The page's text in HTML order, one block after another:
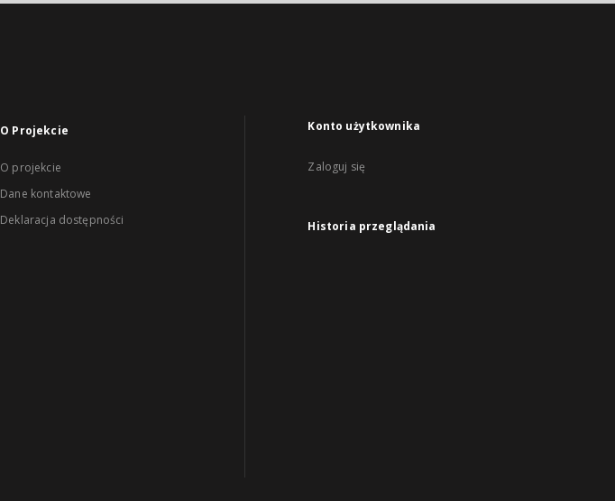
O Projekcie
O projekcie
Dane kontaktowe
Deklaracja dostępności
Konto użytkownika
Zaloguj się
Historia przeglądania